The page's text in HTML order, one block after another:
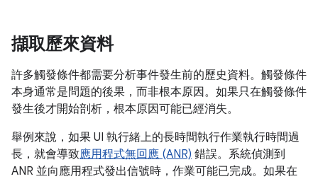
擷取歷來資料
許多觸發條件都需要分析事件發生前的歷史資料。觸發條件
本身通常是問題的後果，而非根本原因。如果只在觸發條件
發生後才開始剖析，根本原因可能已經消失。
舉例來說，如果 UI 執行緒上的長時間執行作業執行時間過
長，就會導致應用程式無回應 (ANR) 錯誤。系統偵測到
ANR 並向應用程式發出信號時，作業可能已完成。如果在